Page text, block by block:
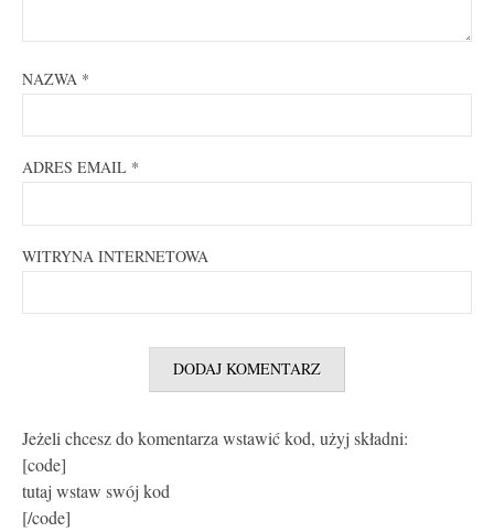
NAZWA *
ADRES EMAIL *
WITRYNA INTERNETOWA
Jeżeli chcesz do komentarza wstawić kod, użyj składni:
[code]
tutaj wstaw swój kod
[/code]